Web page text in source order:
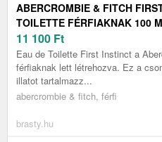
ABERCROMBIE & FITCH
TOILETTE FÉRFIAKNAK 100
11 100 Ft
Eau de Toilette First Instinct a
férfiaknak lett létrehozva. Ez a
illatot tartalmazz...
abercrombie & fitch, férfi
brasty.hu